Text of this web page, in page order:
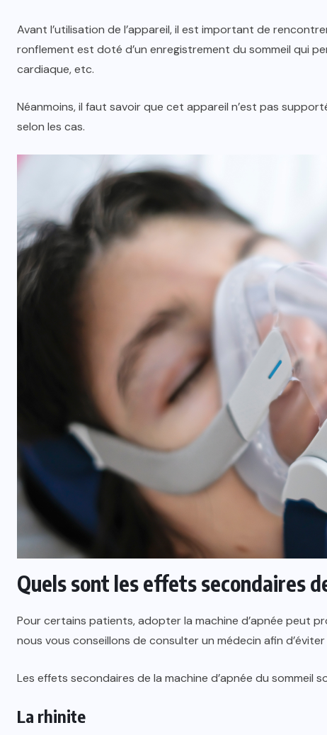
Avant l’utilisation de l’appareil, il est important de
ronflement est doté d’un enregistrement du sommeil qui
cardiaque, etc.
Néanmoins, il faut savoir que cet appareil n’est pas
selon les cas.
Quels sont les effets secondaires
Pour certains patients, adopter la machine d’apnée peut
nous vous conseillons de consulter un médecin afin
Les effets secondaires de la machine d’apnée du sommeil
La rhinite